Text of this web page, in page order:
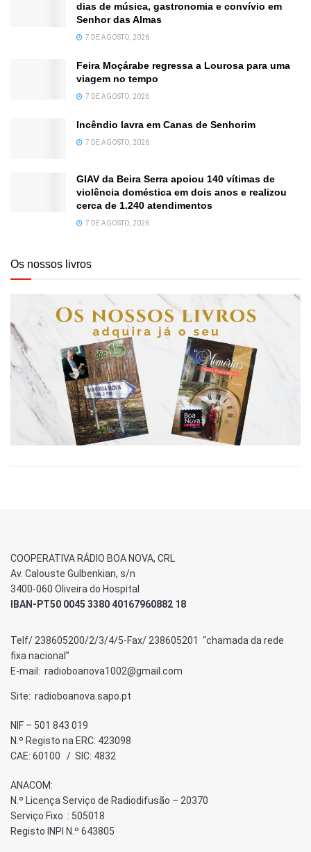
dias de música, gastronomia e convívio em
Senhor das Almas
7 DE AGOSTO, 2026
Feira Moçárabe regressa a Lourosa para uma
viagem no tempo
7 DE AGOSTO, 2026
Incêndio lavra em Canas de Senhorim
7 DE AGOSTO, 2026
GIAV da Beira Serra apoiou 140 vítimas de
violência doméstica em dois anos e realizou
cerca de 1.240 atendimentos
7 DE AGOSTO, 2026
Os nossos livros
COOPERATIVA RÁDIO BOA NOVA, CRL
Av. Calouste Gulbenkian, s/n
3400-060 Oliveira do Hospital
IBAN-PT50 0045 3380 40167960882 18
Telf/ 238605200/2/3/4/5-Fax/ 238605201 “chamada da rede
fixa nacional”
E-mail: radioboanova1002@gmail.com
Site: radioboanova.sapo.pt
NIF – 501 843 019
N.º Registo na ERC: 423098
CAE: 60100 / SIC: 4832
ANACOM:
N.º Licença Serviço de Radiodifusão – 20370
Serviço Fixo : 505018
Registo INPI N.º 643805